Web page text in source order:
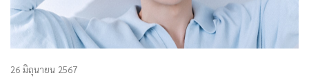
26 มิถุนายน 2567